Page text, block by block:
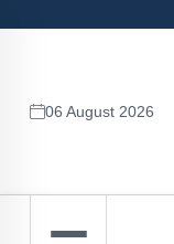
06 August 2026